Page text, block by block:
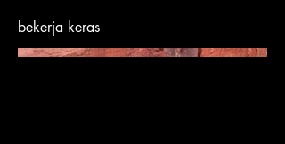
bekerja keras